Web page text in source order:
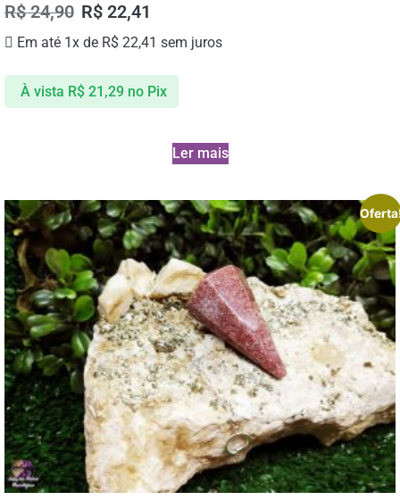
R$24,90 R$ 22,41
Em até 1x de R$ 22,41 sem juros
À vista R$21,29 no Pix
Ler mais